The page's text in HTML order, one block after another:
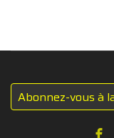
Abonnez-vous à